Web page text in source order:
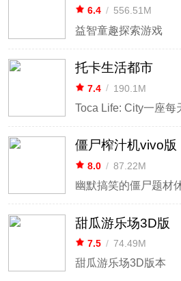
6.4 / 556.51M
益智童趣探索游戏
托卡生活都市
7.4 / 190.1M
僵尸榨汁机vivo版
8.0 / 87.22M
幽默搞笑的僵尸题材
甜瓜游乐场3D版
7.5 / 74.49M
甜瓜游乐场3D版本